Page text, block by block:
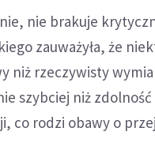
nie brakuje
zauważyła, że
niż rzeczywisty
szybciej niż zdolność
co rodzi obawy o